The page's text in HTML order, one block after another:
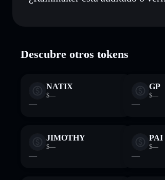
Descubre otros tokens
NATIX
$—
—
GP
$—
—
JIMOTHY
$—
—
PAI
$—
—